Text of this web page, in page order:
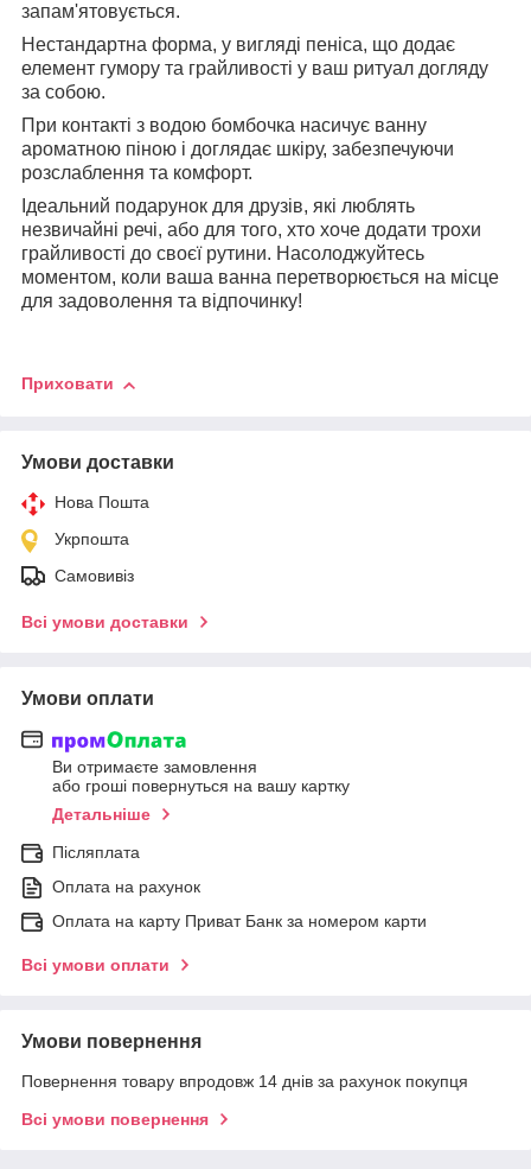
запам'ятовується.
Нестандартна форма, у вигляді пеніса, що додає
елемент гумору та грайливості у ваш ритуал догляду
за собою.
При контакті з водою бомбочка насичує ванну
ароматною піною і доглядає шкіру, забезпечуючи
розслаблення та комфорт.
Ідеальний подарунок для друзів, які люблять
незвичайні речі, або для того, хто хоче додати трохи
грайливості до своєї рутини. Насолоджуйтесь
моментом, коли ваша ванна перетворюється на місце
для задоволення та відпочинку!
Приховати
Умови доставки
Нова Пошта
Укрпошта
Самовивіз
Всі умови доставки
Умови оплати
Ви отримаєте замовлення
або гроші повернуться на вашу картку
Детальніше
Післяплата
Оплата на рахунок
Оплата на карту Приват Банк за номером карти
Всі умови оплати
Умови повернення
Повернення товару впродовж 14 днів за рахунок покупця
Всі умови повернення